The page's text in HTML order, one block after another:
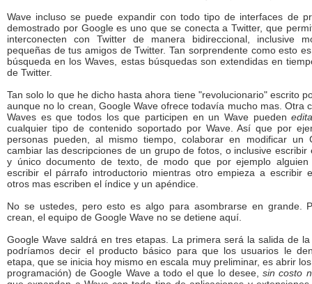
Wave incluso se puede expandir con todo tipo de interfaces de
demostrado por Google es uno que se conecta a Twitter, que
interconecten con Twitter de manera bidireccional, inclusive
pequeñas de tus amigos de Twitter. Tan sorprendente como esto
búsqueda en los Waves, estas búsquedas son extendidas en
de Twitter.
Tan solo lo que he dicho hasta ahora tiene "revolucionario" escrito
aunque no lo crean, Google Wave ofrece todavía mucho mas. Otra
Waves es que todos los que participen en un Wave pueden
cualquier tipo de contenido soportado por Wave. Así que por
personas pueden, al mismo tiempo, colaborar en modificar un
cambiar las descripciones de un grupo de fotos, o inclusive escribir
y único documento de texto, de modo que por ejemplo
escribir el párrafo introductorio mientras otro empieza a escribir
otros mas escriben el índice y un apéndice.
No se ustedes, pero esto es algo para asombrarse en grande.
crean, el equipo de Google Wave no se detiene aquí.
Google Wave saldrá en tres etapas. La primera será la salida de
podríamos decir el producto básico para que los usuarios le
etapa, que se inicia hoy mismo en escala muy preliminar, es abrir
programación) de Google Wave a todo el que lo desee,sin costo